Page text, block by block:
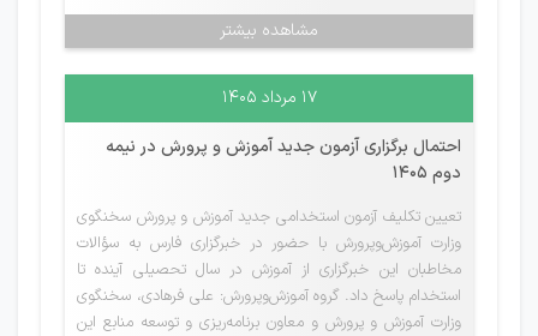
مشاهده بیشتر
۱۷ مرداد ۱۴۰۵
احتمال برگزاری آزمون جدید آموزش و پرورش در نیمه
دوم 1405
تعیین تکلیف آزمون استخدامی جدید آموزش و پرورش سخنگوی
وزارت آموزش‌وپرورش با حضور در خبرگزاری فارس به سؤالات
مخاطبان این خبرگزاری از آموزش در سال تحصیلی آینده تا
استخدام پاسخ داد. گروه آموزش‌وپرورش: علی فرهادی، سخنگوی
وزارت آموزش و پرورش و معاون برنامه‌ریزی و توسعه منابع این